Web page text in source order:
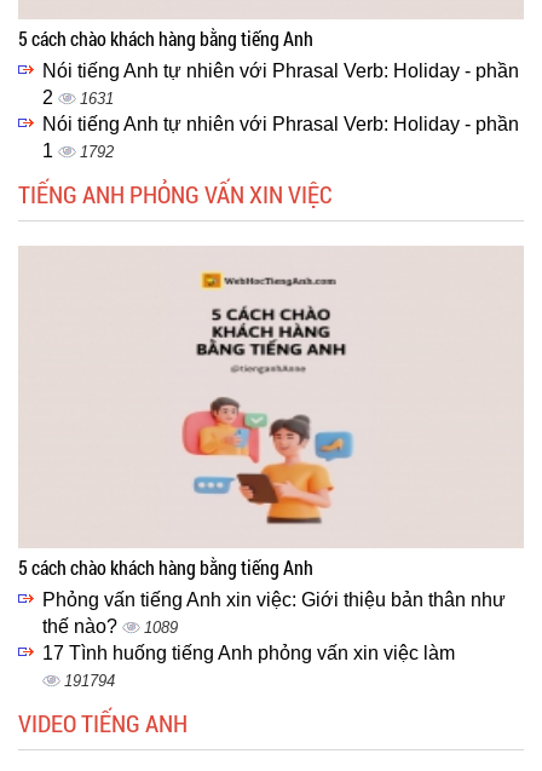
5 cách chào khách hàng bằng tiếng Anh
Nói tiếng Anh tự nhiên với Phrasal Verb: Holiday - phần
2
1631
Nói tiếng Anh tự nhiên với Phrasal Verb: Holiday - phần
1
1792
TIẾNG ANH PHỎNG VẤN XIN VIỆC
5 cách chào khách hàng bằng tiếng Anh
Phỏng vấn tiếng Anh xin việc: Giới thiệu bản thân như
thế nào?
1089
17 Tình huống tiếng Anh phỏng vấn xin việc làm
191794
VIDEO TIẾNG ANH